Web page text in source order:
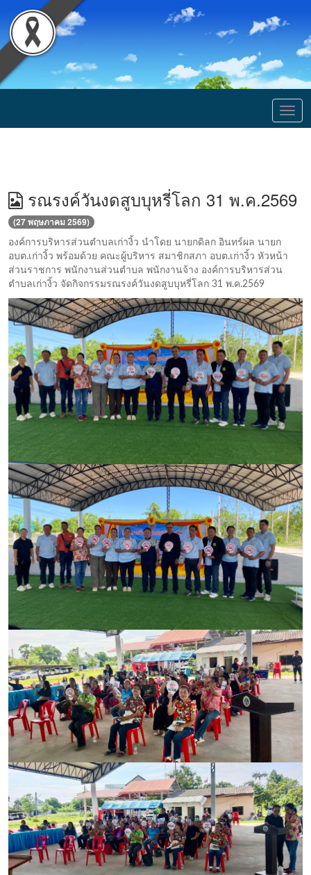
รณรงค์วันงดสูบบุหรี่โลก 31 พ.ค.2569
(27 พฤษภาคม 2569)
องค์การบริหารส่วนตำบลเก่างิ้ว นำโดย นายกดิลก อินทร์ผล นายก
อบต.เก่างิ้ว พร้อมด้วย คณะผู้บริหาร สมาชิกสภา อบต.เก่างิ้ว หัวหน้า
ส่วนราชการ พนักงานส่วนตำบล พนักงานจ้าง องค์การบริหารส่วน
ตำบลเก่างิ้ว จัดกิจกรรมรณรงค์วันงดสูบบุหรี่โลก 31 พ.ค.2569